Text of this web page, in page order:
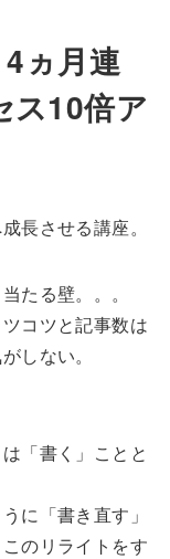
ヵ月連
ス10倍ア
長させる講座。
たる壁。。。
コツと記事数は
しない。
「書く」ことと
に「書き直す」
のリライトをす